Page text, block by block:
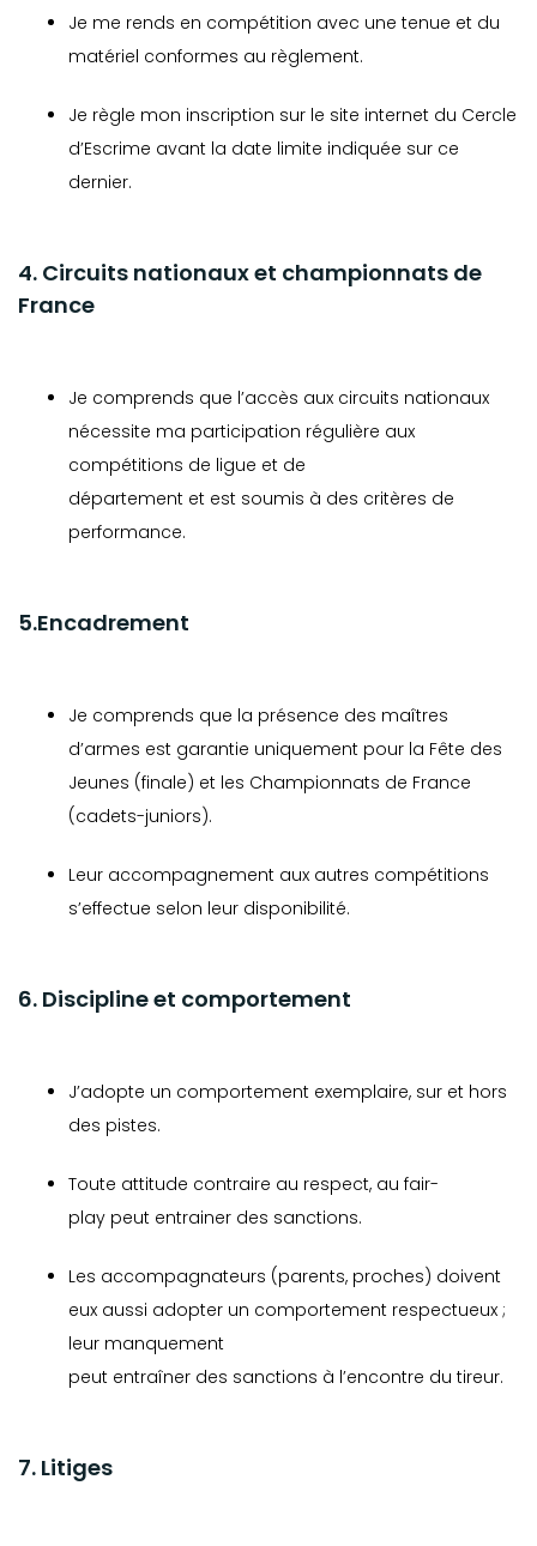
Je me rends en compétition avec une tenue et du
matériel conformes au règlement.
Je règle mon inscription sur le site internet du Cercle
d’Escrime avant la date limite indiquée sur ce
dernier.
4. Circuits nationaux et championnats de
France
Je comprends que l’accès aux circuits nationaux
nécessite ma participation régulière aux
compétitions de ligue et de
département et est soumis à des critères de
performance.
5.Encadrement
Je comprends que la présence des maîtres
d’armes est garantie uniquement pour la Fête des
Jeunes (finale) et les Championnats de France
(cadets-juniors).
Leur accompagnement aux autres compétitions
s’effectue selon leur disponibilité.
6. Discipline et comportement
J’adopte un comportement exemplaire, sur et hors
des pistes.
Toute attitude contraire au respect, au fair-
play peut entrainer des sanctions.
Les accompagnateurs (parents, proches) doivent
eux aussi adopter un comportement respectueux ;
leur manquement
peut entraîner des sanctions à l’encontre du tireur.
7. Litiges